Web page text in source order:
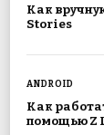
Как
Stories
ANDROID
Как
помощью Z